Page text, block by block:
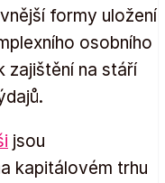
formy uložení
osobního
zajištění na stáří
jsou
kapitálovém trhu